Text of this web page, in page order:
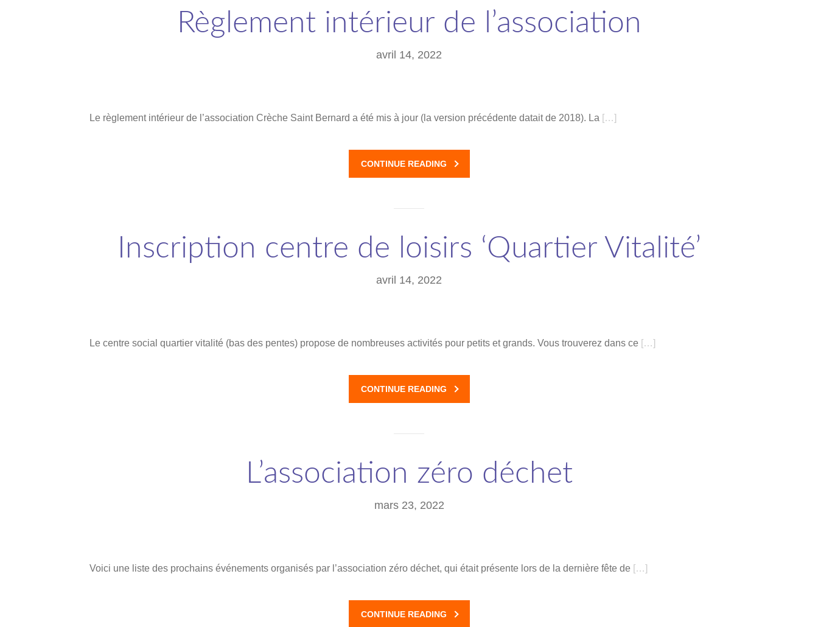
Règlement intérieur de l’association
avril 14, 2022
Le règlement intérieur de l’association Crèche Saint Bernard a été mis à jour (la version précédente datait de 2018). La […]
CONTINUE READING
Inscription centre de loisirs ‘Quartier Vitalité’
avril 14, 2022
Le centre social quartier vitalité (bas des pentes) propose de nombreuses activités pour petits et grands. Vous trouverez dans ce […]
CONTINUE READING
L’association zéro déchet
mars 23, 2022
Voici une liste des prochains événements organisés par l’association zéro déchet, qui était présente lors de la dernière fête de […]
CONTINUE READING